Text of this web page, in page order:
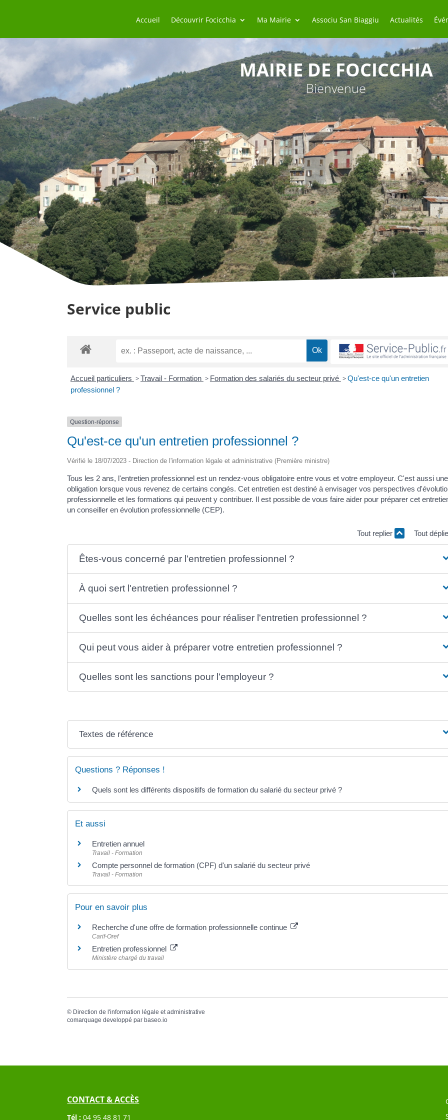
Accueil Découvrir Focicchia Ma Mairie Associu San Biaggiu Actualités
MAIRIE DE FOCICCHIA
Bienvenue
Service public
Accueil particuliers >Travail - Formation > Formation des salariés du secteur privé >Qu'est-ce qu'un entretien
professionnel ?
Question-réponse
Qu'est-ce qu'un entretien professionnel ?
Vérifié le 18/07/2023 - Direction de l'information légale et administrative (Première ministre)
Tous les 2 ans, l'entretien professionnel est un rendez-vous obligatoire entre vous et votre employeur. C'est aussi une
obligation lorsque vous revenez de certains congés. Cet entretien est destiné à envisager vos perspectives
professionnelle et les formations qui peuvent y contribuer. Il est possible de vous faire aider pour préparer cet
un conseiller en évolution professionnelle (CEP).
Tout replier Tout
Êtes-vous concerné par l'entretien professionnel ?
À quoi sert l'entretien professionnel ?
Quelles sont les échéances pour réaliser l'entretien professionnel ?
Qui peut vous aider à préparer votre entretien professionnel ?
Quelles sont les sanctions pour l'employeur ?
Textes de référence
Questions ? Réponses !
Quels sont les différents dispositifs de formation du salarié du secteur privé ?
Et aussi
Entretien annuel
Travail - Formation
Compte personnel de formation (CPF) d'un salarié du secteur privé
Travail - Formation
Pour en savoir plus
Recherche d'une offre de formation professionnelle continue
Carif-Oref
Entretien professionnel
Ministère chargé du travail
© Direction de l'information légale et administrative
comarquage developpé parbaseo.io
CONTACT & ACCÈS
Tél : 04 95 48 81 71